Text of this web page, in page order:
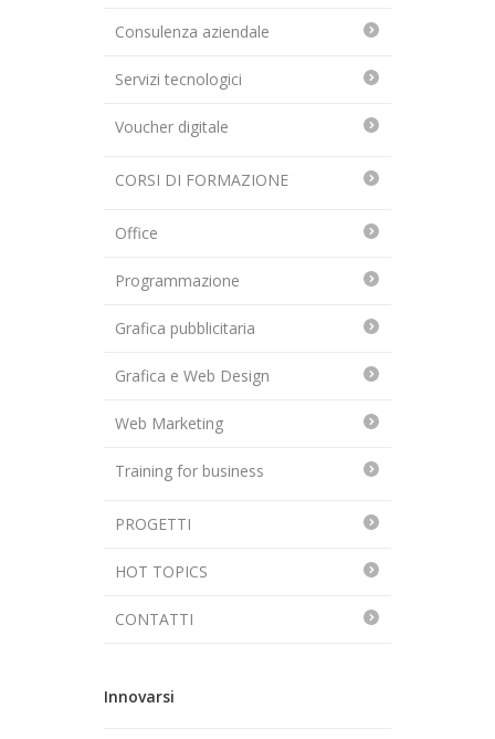
Consulenza aziendale
Servizi tecnologici
Voucher digitale
CORSI DI FORMAZIONE
Office
Programmazione
Grafica pubblicitaria
Grafica e Web Design
Web Marketing
Training for business
PROGETTI
HOT TOPICS
CONTATTI
Innovarsi